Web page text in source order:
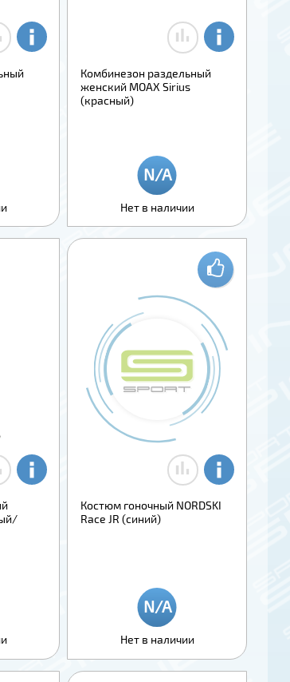
Комбинезон раздельный
женский MOAX Sirius
(красный)
Нет в наличии
Костюм гоночный NORDSKI
Race JR (синий)
Нет в наличии